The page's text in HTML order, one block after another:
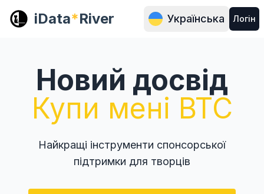
iData*River Українська Логін
Новий досвід
Купи мені BTC
Найкращі інструменти спонсорської
підтримки для творців